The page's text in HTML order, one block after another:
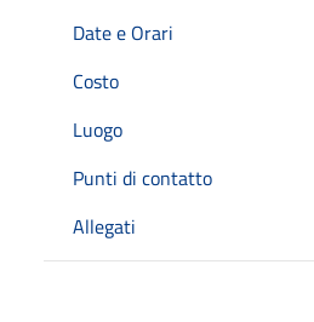
Date e Orari
Costo
Luogo
Punti di contatto
Allegati